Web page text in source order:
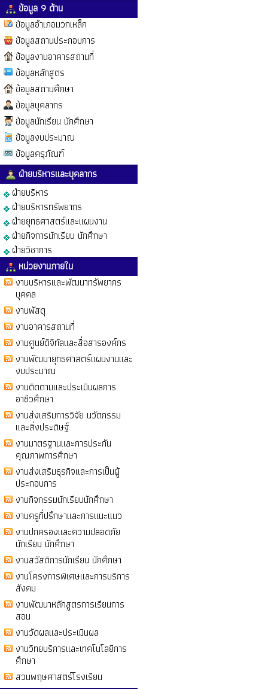
ข้อมูล 9 ด้าน
ข้อมูลอำเภอมวกเหล็ก
ข้อมูลสถานประกอบการ
ข้อมูลงานอาคารสถานที่
ข้อมูลหลักสูตร
ข้อมูลสถานศึกษา
ข้อมูลบุคลากร
ข้อมูลนักเรียน นักศึกษา
ข้อมูลงบประมาณ
ข้อมูลครุภัณฑ์
ฝ่ายบริหารและบุคลากร
ฝ่ายบริหาร
ฝ่ายบริหารทรัพยากร
ฝ่ายยุทธศาสตร์และแผนงาน
ฝ่ายกิจการนักเรียน นักศึกษา
ฝ่ายวิชาการ
หน่วยงานภายใน
งานบริหารและพัฒนาทรัพยากร
บุคคล
งานพัสดุ
งานอาคารสถานที่
งานศูนย์ดิจิทัลและสื่อสารองค์กร
งานพัฒนายุทธศาสตร์แผนงานและ
งบประมาณ
งานติดตามและประเมินผลการ
อาชีวศึกษา
งานส่งเสริมการวิจัย นวัตกรรม
และสิ่งประดิษฐ์
งานมาตรฐานและการประกัน
คุณภาพการศึกษา
งานส่งเสริมธุรกิจและการเป็นผู้
ประกอบการ
งานกิจกรรมนักเรียนนักศึกษา
งานครูที่ปรึกษาและการแนะแนว
งานปกครองและความปลอดภัย
นักเรียน นักศึกษา
งานสวัสดิการนักเรียน นักศึกษา
งานโครงการพิเศษและการบริการ
สังคม
งานพัฒนาหลักสูตรการเรียนการ
สอน
งานวัดผลและประเมินผล
งานวิทยบริการและเทคโนโลยีการ
ศึกษา
สวนพฤษศาสตร์โรงเรียน